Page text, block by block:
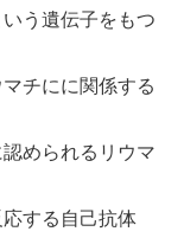
う遺伝子をもつ
チにに関係する
められるリウマ
する自己抗体